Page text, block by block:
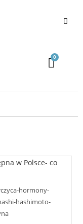
hormony-
hashimoto-